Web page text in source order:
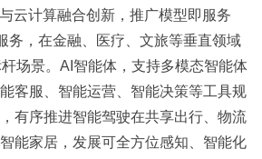
云计算融合创新，推广模型即服务
务，在金融、医疗、文旅等垂直领域
杆场景。AI智能体，支持多模态智能体
客服、智能运营、智能决策等工具规
有序推进智能驾驶在共享出行、物流
能家居，发展可全方位感知、智能化